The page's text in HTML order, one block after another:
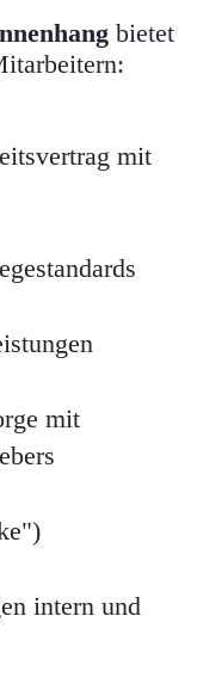
bietet
mit
mit
intern und